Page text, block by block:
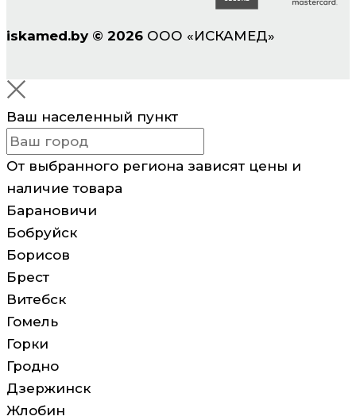
iskamed.by © 2026 ООО «ИСКАМЕД»
Ваш населенный пункт
От выбранного региона зависят цены и
наличие товара
Барановичи
Бобруйск
Борисов
Брест
Витебск
Гомель
Горки
Гродно
Дзержинск
Жлобин